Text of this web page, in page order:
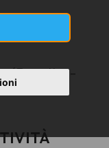
(Borutta -